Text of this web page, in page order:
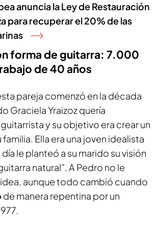
anuncia la Ley de Restauración
para recuperar el 20% de las
forma de guitarra: 7.000
de 40 años
pareja comenzó en la década
Graciela Yraizoz quería
y su objetivo era crear un
familia. Ella era una joven idealista
le planteó a su marido su visión
natural”. A Pedro no le
aunque todo cambió cuando
de manera repentina por un